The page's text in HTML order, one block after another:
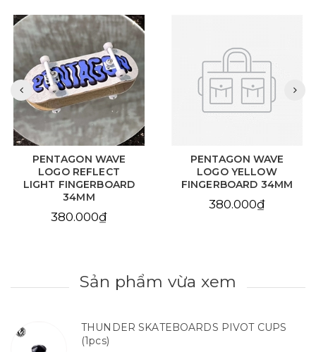
PENTAGON WAVE
LOGO REFLECT
LIGHT FINGERBOARD
34MM
380.000₫
PENTAGON WAVE
LOGO YELLOW
FINGERBOARD 34MM
380.000₫
Sản phẩm vừa xem
THUNDER SKATEBOARDS PIVOT CUPS
(1pcs)